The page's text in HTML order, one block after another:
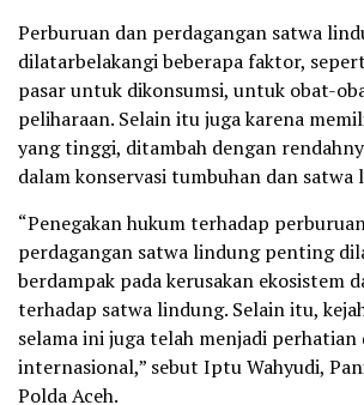
Perburuan dan perdagangan satwa
dilatarbelakangi beberapa faktor,
pasar untuk dikonsumsi, untuk obat-
peliharaan. Selain itu juga karena
yang tinggi, ditambah dengan
dalam konservasi tumbuhan dan satwa
“Penegakan hukum terhadap
perdagangan satwa lindung penting
berdampak pada kerusakan ekosistem
terhadap satwa lindung. Selain itu,
selama ini juga telah menjadi perhatian
internasional,” sebut Iptu Wahyudi,
Polda Aceh.